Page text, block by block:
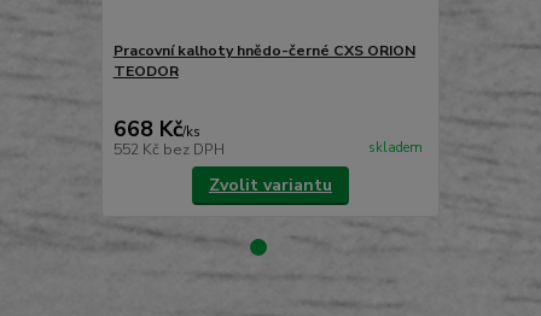
Pracovní kalhoty hnědo-černé CXS ORION
TEODOR
668 Kč/ks
552 Kč bez DPH skladem
Zvolit variantu
ORION
698 Kč